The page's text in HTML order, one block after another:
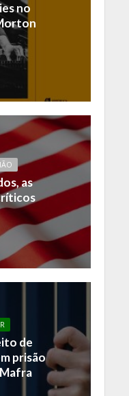
no
as
de
prisão